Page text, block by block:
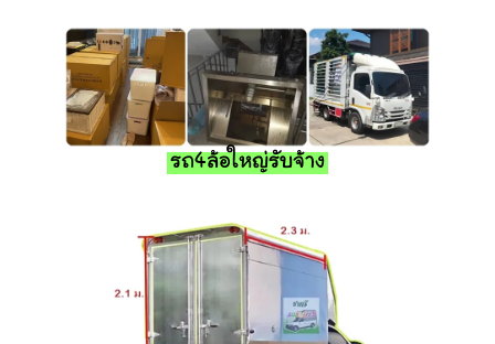
รถ4ล้อใหญ่รับจ้าง